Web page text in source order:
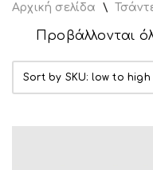
Αρχική σελίδα \
Προβάλλονται